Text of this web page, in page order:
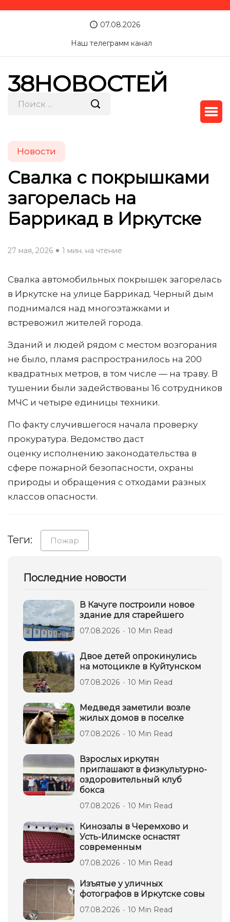
07.08.2026
Наш телеграмм канал
38НОВОСТЕЙ
Новости
Свалка с покрышками
загорелась на
Баррикад в Иркутске
27 мая, 2026 1 мин. на чтение
Свалка автомобильных покрышек загорелась
в Иркутске на улице Баррикад. Черный дым
поднимался над многоэтажками и
встревожил жителей города.
Зданий и людей рядом с местом возгорания
не было, пламя распространилось на 200
квадратных метров, в том числе — на траву. В
тушении были задействованы 16 сотрудников
МЧС и четыре единицы техники.
По факту случившегося начала проверку
прокуратура. Ведомство даст
оценку исполнению законодательства в
сфере пожарной безопасности, охраны
природы и обращения с отходами разных
классов опасности.
Теги: Пожар
Последние новости
В Качуге построили новое
здание для старейшего
07.08.2026 10 Min Read
Двое детей опрокинулись
на мотоцикле в Куйтунском
07.08.2026 10 Min Read
Медведя заметили возле
жилых домов в поселке
07.08.2026 10 Min Read
Взрослых иркутян
приглашают в физкультурно-
оздоровительный клуб
бокса
07.08.2026 10 Min Read
Кинозалы в Черемхово и
Усть-Илимске оснастят
современным
07.08.2026 10 Min Read
Изъятые у уличных
фотографов в Иркутске совы
07.08.2026 10 Min Read